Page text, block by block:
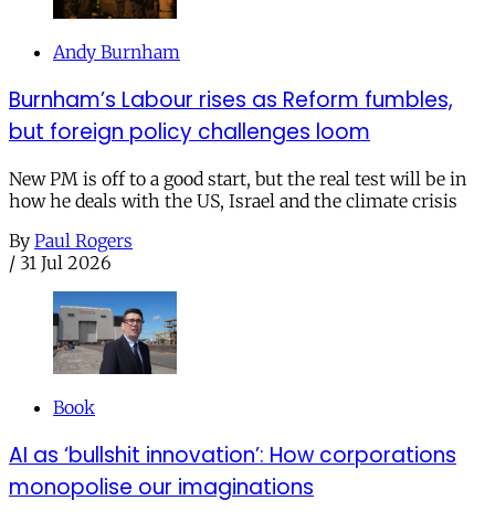
Andy Burnham
Burnham’s Labour rises as Reform fumbles,
but foreign policy challenges loom
New PM is off to a good start, but the real test will be in
how he deals with the US, Israel and the climate crisis
By Paul Rogers
/ 31 Jul 2026
Book
AI as ‘bullshit innovation’: How corporations
monopolise our imaginations